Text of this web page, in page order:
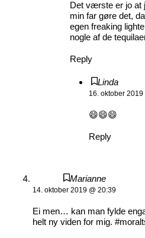
Det værste er jo at
min far gøre det,
egen freaking
nogle af de
Reply
Linda
16. oktober 2019
😄😄😄
Reply
Marianne
14. oktober 2019 @ 20:39
Ei men… kan man fylde
helt ny viden for mig.